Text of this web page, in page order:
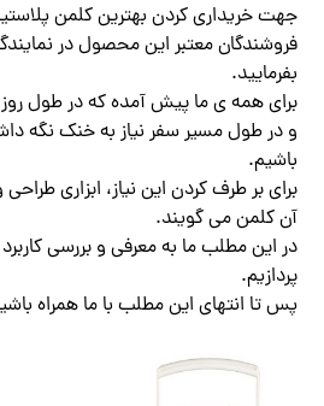
جهت خریداری کردن بهترین کلمن
فروشندگان معتبر این محصول در
بفرمایید.
برای همه ی ما پیش آمده که در طول روز
و در طول مسیر سفر نیاز به خنک نگه
باشیم.
برای بر طرف کردن این نیاز، ابزاری
آن کلمن می گویند.
در این مطلب ما به معرفی و بررسی
پردازیم.
پس تا انتهای این مطلب با ما همراه